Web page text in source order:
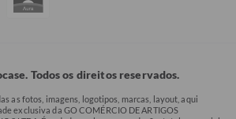
Todos os direitos reservados.
as fotos, imagens, logotipos, marcas, layout, aqui
exclusiva da GO COMÉRCIO DE ARTIGOS